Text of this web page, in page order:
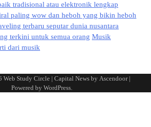
tradisional atau elektronik lengkap
paling wow dan heboh yang bikin heboh
terbaru seputar dunia nusantara
terkini untuk semua orang Musik
dari musik
Web Study Circle| Capital News by Ascendoor|
Powered by WordPress.